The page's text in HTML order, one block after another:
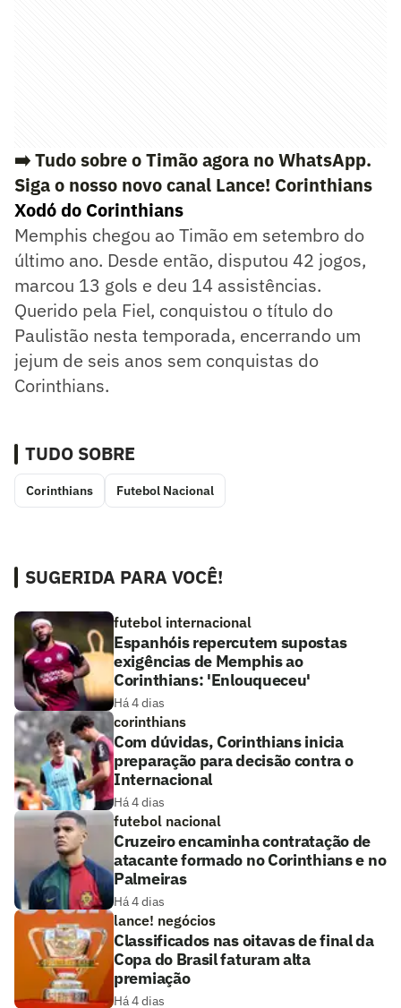
➡️ Tudo sobre o Timão agora no WhatsApp.
Siga o nosso novo canal Lance! Corinthians
Xodó do Corinthians
Memphis chegou ao Timão em setembro do
último ano. Desde então, disputou 42 jogos,
marcou 13 gols e deu 14 assistências.
Querido pela Fiel, conquistou o título do
Paulistão nesta temporada, encerrando um
jejum de seis anos sem conquistas do
Corinthians.
TUDO SOBRE
Corinthians Futebol Nacional
SUGERIDA PARA VOCÊ!
futebol internacional
Espanhóis repercutem supostas
exigências de Memphis ao
Corinthians: 'Enlouqueceu'
Há 4 dias
corinthians
Com dúvidas, Corinthians inicia
preparação para decisão contra o
Internacional
Há 4 dias
futebol nacional
Cruzeiro encaminha contratação de
atacante formado no Corinthians e no
Palmeiras
Há 4 dias
lance! negócios
Classificados nas oitavas de final da
Copa do Brasil faturam alta
premiação
Há 4 dias